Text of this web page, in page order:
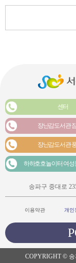
센터
장난감도서관
장난감도서관
하하호호놀이터 여성
송파구 중대로
이용약관 개인
COPYRIGHT ©